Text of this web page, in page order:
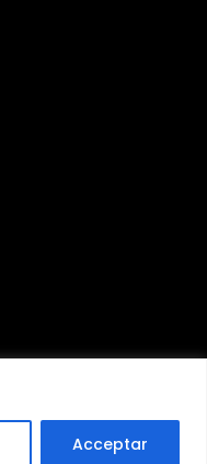
Acceptar